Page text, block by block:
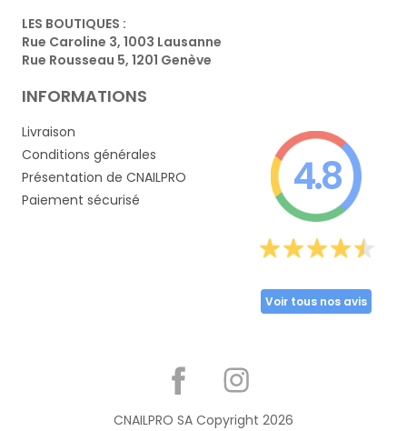
LES BOUTIQUES :
Rue Caroline 3, 1003 Lausanne
Rue Rousseau 5, 1201 Genève
INFORMATIONS
Livraison
Conditions générales
Présentation de CNAILPRO
Paiement sécurisé
4.8
Voir tous nos avis
CNAILPRO SA Copyright 2026